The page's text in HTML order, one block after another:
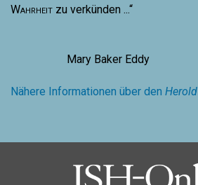
Wahrheit zu verkünden ...“
Mary Baker Eddy
Nähere Informationen über den Herold